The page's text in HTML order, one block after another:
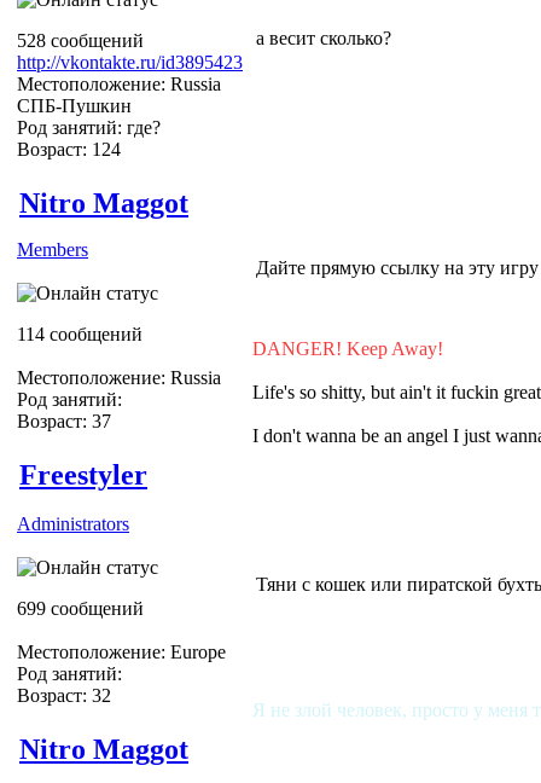
528 сообщений
http://vkontakte.ru/id3895423
Местоположение: Russia
СПБ-Пушкин
Род занятий: где?
Возраст: 124
а весит сколько?
Nitro Maggot
Members
114 сообщений
Местоположение: Russia
Род занятий:
Возраст: 37
Дайте прямую ссылку на эту
DANGER! Keep Away!
Life's so shitty, but ain't it fuckin
I don't wanna be an angel I just
Freestyler
Administrators
699 сообщений
Местоположение: Europe
Род занятий:
Возраст: 32
Тяни с кошек или пиратской
Я не злой человек, просто у меня
Nitro Maggot